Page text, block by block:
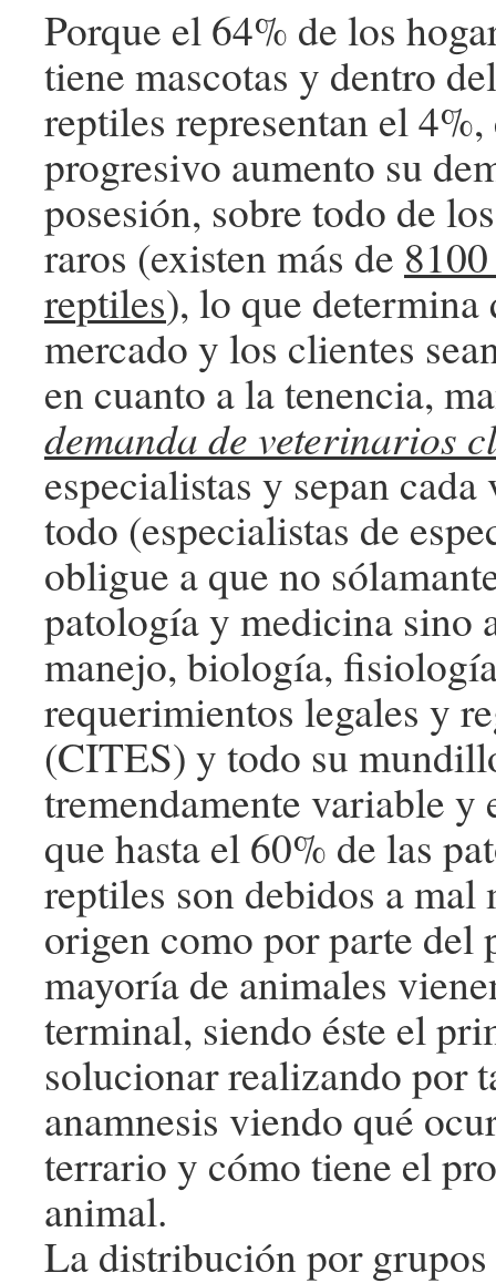
Porque el 64% de los
tiene mascotas y dentro
reptiles representan el 4%,
progresivo aumento su
posesión, sobre todo de
raros (existen más de
reptiles), lo que determina
mercado y los clientes
en cuanto a la tenencia,
demanda de veterinarios
especialistas y sepan cada
todo (especialistas de
obligue a que no
patología y medicina sino
manejo, biología,
requerimientos legales y
(CITES) y todo su
tremendamente variable y
que hasta el 60% de las
reptiles son debidos a mal
origen como por parte del
mayoría de animales
terminal, siendo éste el
solucionar realizando por
anamnesis viendo qué
terrario y cómo tiene el
animal.
La distribución por grupos